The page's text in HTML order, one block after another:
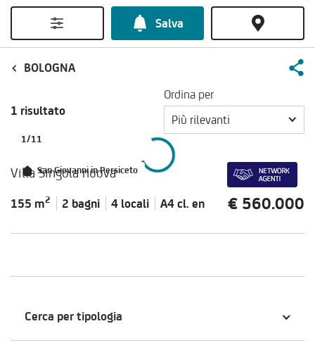
Salva
BOLOGNA
1 risultato
Ordina per
Più rilevanti
San Giovanni in Persiceto
1/11
Villa Singola nuova
155 m2 2 bagni 4 locali A4 cl. en € 560.000
Cerca per tipologia